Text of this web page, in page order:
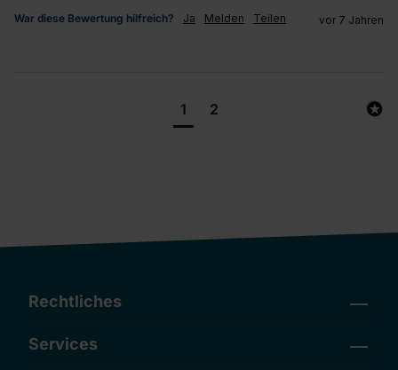
War diese Bewertung hilfreich? Ja Melden Teilen vor 7 Jahren
1 2
Rechtliches
Services